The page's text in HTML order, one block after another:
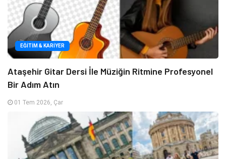
EĞITIM & KARIYER
Ataşehir Gitar Dersi İle Müziğin Ritmine Profesyonel
Bir Adım Atın
01 Tem 2026, Çar